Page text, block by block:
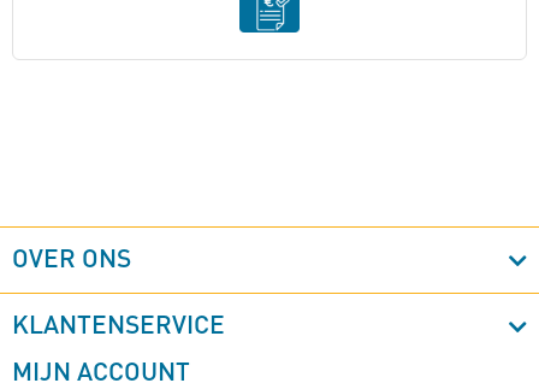
OVER ONS
KLANTENSERVICE
MIJN ACCOUNT